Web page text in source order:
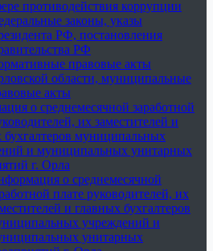
противодействия коррупции
законы, указы
РФ, постановления
РФ
правовые акты
области, муниципальные
акты
о среднемесячной заработной
их заместителей и
бухгалтеров муниципальных
и муниципальных унитарных
г. Орла
о среднемесячной
плате руководителей, их
и главных бухгалтеров
учреждений и
унитарных